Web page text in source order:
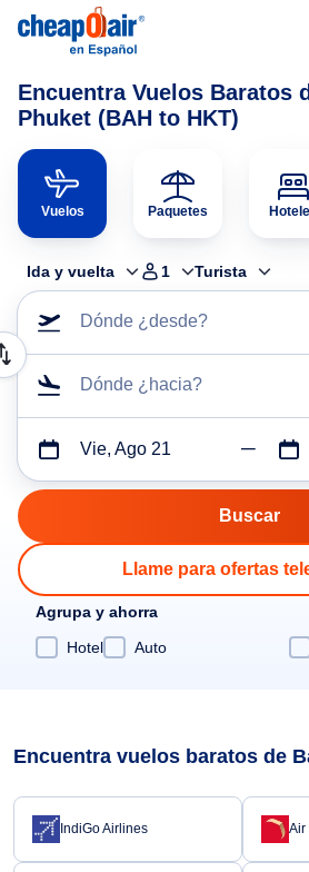
Encuentra Vuelos Baratos
Phuket (BAH to HKT)
Vuelos Paquetes
Ida y vuelta 1 Turista
Dónde ¿desde?
Dónde ¿hacia?
Vie, Ago 21
Llame para ofertas
Agrupa y ahorra
Hotel
Auto
Encuentra vuelos baratos de
IndiGo Airlines Air